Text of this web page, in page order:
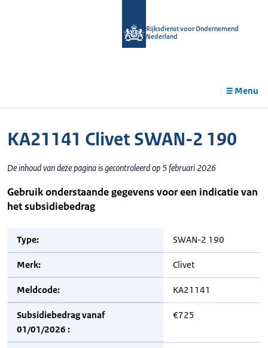
Rijksdienst voor Ondernemend
Nederland
Menu
KA21141 Clivet SWAN-2 190
De inhoud van deze pagina is gecontroleerd op 5 februari 2026
Gebruik onderstaande gegevens voor een indicatie van
het subsidiebedrag
Type: SWAN-2 190
Merk: Clivet
Meldcode: KA21141
Subsidiebedrag vanaf
01/01/2026 :
€725